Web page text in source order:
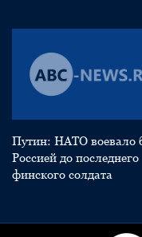
Путин: НАТО воевало
Россией до последнего
финского солдата